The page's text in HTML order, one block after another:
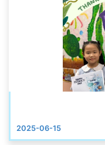
2025-06-15